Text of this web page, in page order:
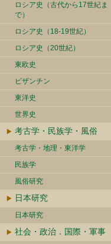
ロシア史（古代から17世紀ま
で）
ロシア史（18-19世紀）
ロシア史（20世紀）
東欧史
ビザンチン
東洋史
世界史
考古学・民族学・風俗
考古学・地理・東洋学
民族学
風俗研究
日本研究
日本研究
社会・政治．国際・軍事